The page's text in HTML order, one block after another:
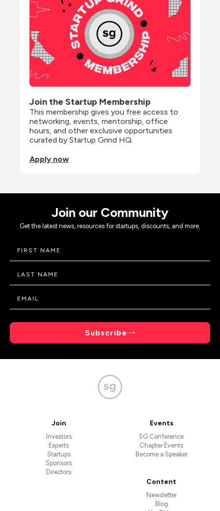
Join the Startup Membership
This membership gives you free access to
networking, events, mentorship, office
hours, and other exclusive opportunities
curated by Startup Grind HQ.
Apply now
Join our Community
Get the latest news, resources for startups, discounts, and more.
Subscribe
Join
Investors
Experts
Startups
Sponsors
Directors
Events
SG Conference
Chapter Events
Become a Speaker
Content
Newsletter
Blog